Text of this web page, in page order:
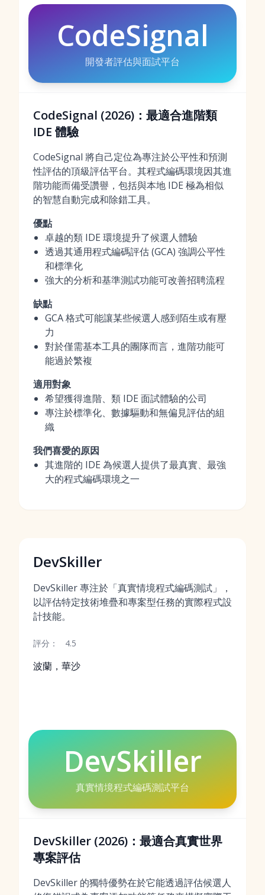
CodeSignal
開發者評估與面試平台
CodeSignal (2026)：最適合進階類
IDE 體驗
CodeSignal 將自己定位為專注於公平性和預測
性評估的頂級評估平台。其程式編碼環境因其進
階功能而備受讚譽，包括與本地 IDE 極為相似
的智慧自動完成和除錯工具。
優點
卓越的類 IDE 環境提升了候選人體驗
透過其通用程式編碼評估 (GCA) 強調公平性
和標準化
強大的分析和基準測試功能可改善招聘流程
缺點
GCA 格式可能讓某些候選人感到陌生或有壓
力
對於僅需基本工具的團隊而言，進階功能可
能過於繁複
適用對象
希望獲得進階、類 IDE 面試體驗的公司
專注於標準化、數據驅動和無偏見評估的組
織
我們喜愛的原因
其進階的 IDE 為候選人提供了最真實、最強
大的程式編碼環境之一
DevSkiller
DevSkiller 專注於「真實情境程式編碼測試」，
以評估特定技術堆疊和專案型任務的實際程式設
計技能。
評分： 4.5
波蘭，華沙
DevSkiller
真實情境程式編碼測試平台
DevSkiller (2026)：最適合真實世界
專案評估
DevSkiller 的獨特優勢在於它能透過評估候選人